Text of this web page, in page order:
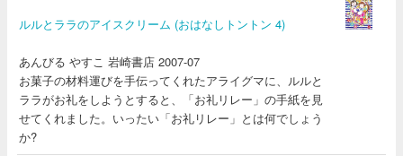
ルルとララのアイスクリーム (おはなしトントン 4)
あんびる やすこ 岩崎書店 2007-07
お菓子の材料運びを手伝ってくれたアライグマに、ルルと
ララがお礼をしようとすると、「お礼リレー」の手紙を見
せてくれました。いったい「お礼リレー」とは何でしょう
か?